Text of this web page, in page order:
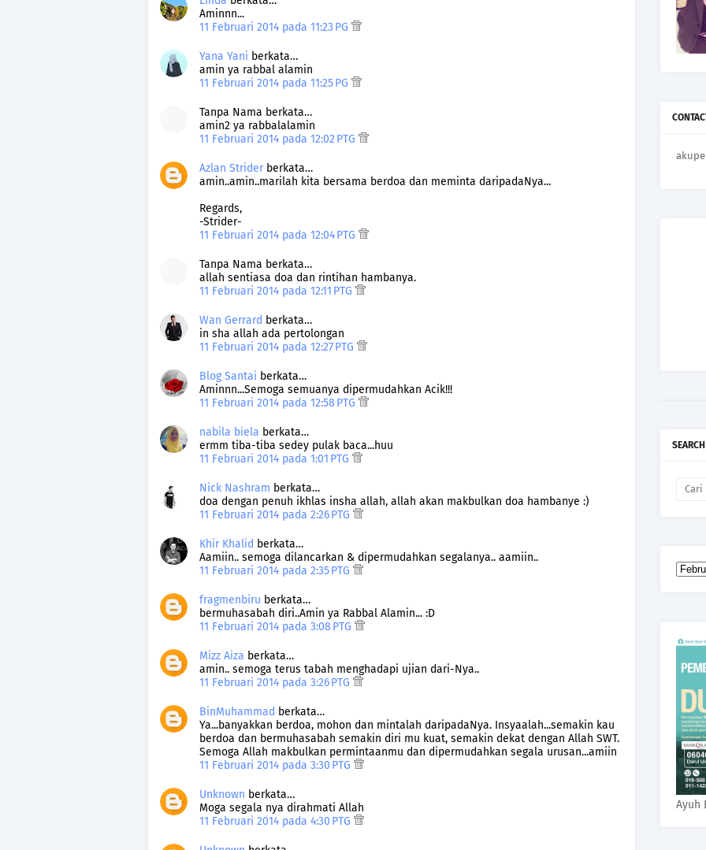
Aminnn...
11 Februari 2014 pada 11:23 PG
Yana Yani berkata…
amin ya rabbal alamin
11 Februari 2014 pada 11:25 PG
Tanpa Nama berkata…
amin2 ya rabbalalamin
11 Februari 2014 pada 12:02 PTG
Azlan Striderberkata…
amin..amin..marilah kita bersama berdoa dan meminta daripadaNya...
Regards,
-Strider-
11 Februari 2014 pada 12:04 PTG
Tanpa Nama berkata…
allah sentiasa doa dan rintihan hambanya.
11 Februari 2014 pada 12:11 PTG
Wan Gerrard berkata…
in sha allah ada pertolongan
11 Februari 2014 pada 12:27 PTG
Blog Santai berkata…
Aminnn...Semoga semuanya dipermudahkan Acik!!!
11 Februari 2014 pada 12:58 PTG
nabila biela berkata…
ermm tiba-tiba sedey pulak baca...huu
11 Februari 2014 pada 1:01 PTG
Nick Nashram berkata…
doa dengan penuh ikhlas insha allah, allah akan makbulkan doa hambanye :)
11 Februari 2014 pada 2:26 PTG
Khir Khalid berkata…
Aamiin.. semoga dilancarkan & dipermudahkan segalanya.. aamiin..
11 Februari 2014 pada 2:35 PTG
fragmenbiru berkata…
bermuhasabah diri..Amin ya Rabbal Alamin... :D
11 Februari 2014 pada 3:08 PTG
Mizz Aiza berkata…
amin.. semoga terus tabah menghadapi ujian dari-Nya..
11 Februari 2014 pada 3:26 PTG
BinMuhammad berkata…
Ya...banyakkan berdoa, mohon dan mintalah daripadaNya. Insyaalah...semakin kau
berdoa dan bermuhasabah semakin diri mu kuat, semakin dekat dengan Allah SWT.
Semoga Allah makbulkan permintaanmu dan dipermudahkan segala urusan...amiin
11 Februari 2014 pada 3:30 PTG
Unknown berkata…
Moga segala nya dirahmati Allah
11 Februari 2014 pada 4:30 PTG
Ayuh